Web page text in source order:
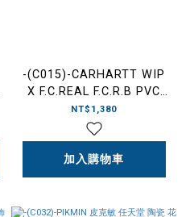
-(C015)-CARHARTT WIP
X F.C.REAL F.C.R.B PVC
RUBBER DUCK 聯名款 橡膠
鴨 咖啡色-FCRB 260132
NT$1,380
加入購物車